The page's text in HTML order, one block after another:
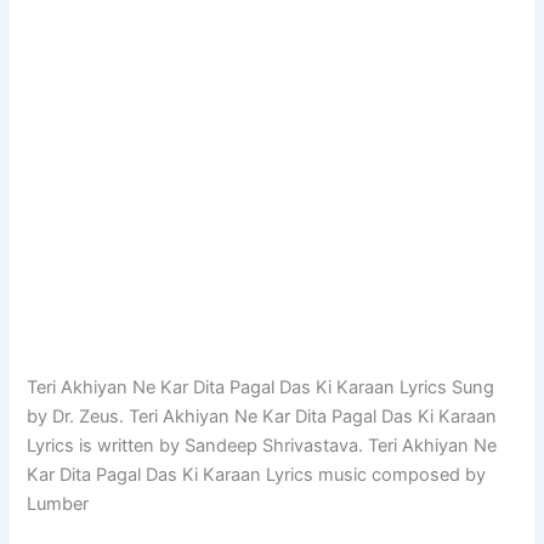
Teri Akhiyan Ne Kar Dita Pagal Das Ki Karaan Lyrics Sung
by Dr. Zeus. Teri Akhiyan Ne Kar Dita Pagal Das Ki Karaan
Lyrics is written by Sandeep Shrivastava. Teri Akhiyan Ne
Kar Dita Pagal Das Ki Karaan Lyrics music composed by
Lumber